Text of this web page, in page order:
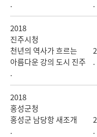
.
.
2018
진주시청
천년의 역사가 흐르는
아름다운 강의 도시 진주
.
.
2018
홍성군청
홍성군 남당항 새조개
.
.